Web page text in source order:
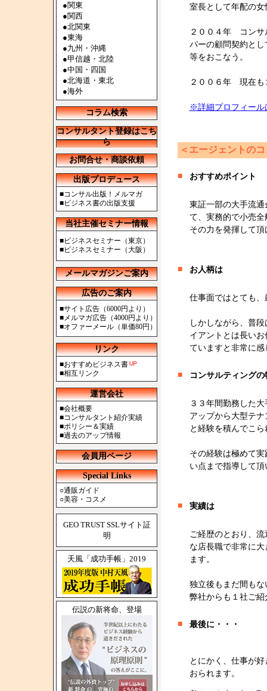
●関東
●関西
●北関東
●東海
●九州・沖縄
●甲信越・北陸
●中国・四国
●北海道・東北
●海外
コラム検索
コンサルタント登録はこち
ら
お問合せ・商談依頼
出版プロデュース
■コンサル出版！メルマガ
■ビジネス書の出版支援
当社主催セミナー情報
■ビジネスセミナー（東京）
■ビジネスセミナー（大阪）
メールマガジンご案内
広告のご案内
■サイト広告（6000円より）
■メルマガ広告（4000円より）
■オファーメール（単価80円）
リンク
■おすすめビジネス書
■相互リンク
運営会社
■会社概要
■コンサルタント紹介実績
■ポリシー＆実績
■過去のアップ情報
会員用ページ
Special Links
○通販ガイド
○美容・コスメ
GEO TRUST SSLサイト証
明
天風「成功手帳」2019
伝説の新将命、登場
室長として年配の
２００４年 コンサ
パーの顧問契約と
等をおこなう。
２００６年 現在も
※詳細プロフィール
＜エージェントの
■ おすすめポイント
東証一部の大手流
て、実務的で小売
その力を発揮して
■ お人柄は
仕事面ではとても
しかしながら、普
イアントとは長い
ていますと非常に感
■ コンサルティングの
３３年間勤務した
アップから大型テ
と経験を積んでこ
その経験は極めて
い点まで指導して
■ 実績は
ご経歴のとおり、
な店長職で非常に
ます。
独立後もまだ間も
弊社からも１社ご
■ 最後に・・・
とにかく、仕事が
おられます。